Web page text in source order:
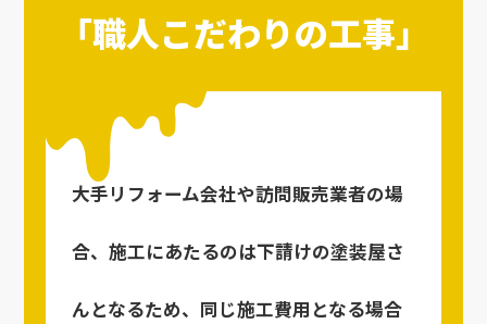
「職人こだわりの工事」
大手リフォーム会社や訪問販売業者の場
合、施工にあたるのは下請けの塗装屋さ
んとなるため、同じ施工費用となる場合